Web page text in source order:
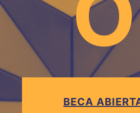
BECA